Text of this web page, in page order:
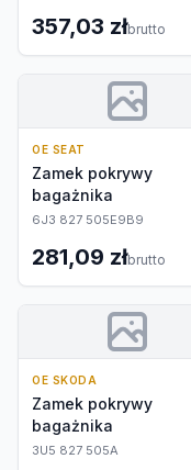
357,03 złbrutto
OE SEAT
Zamek pokrywy
bagażnika
6J3 827 505E9B9
281,09 złbrutto
OE SKODA
Zamek pokrywy
bagażnika
3U5 827 505A